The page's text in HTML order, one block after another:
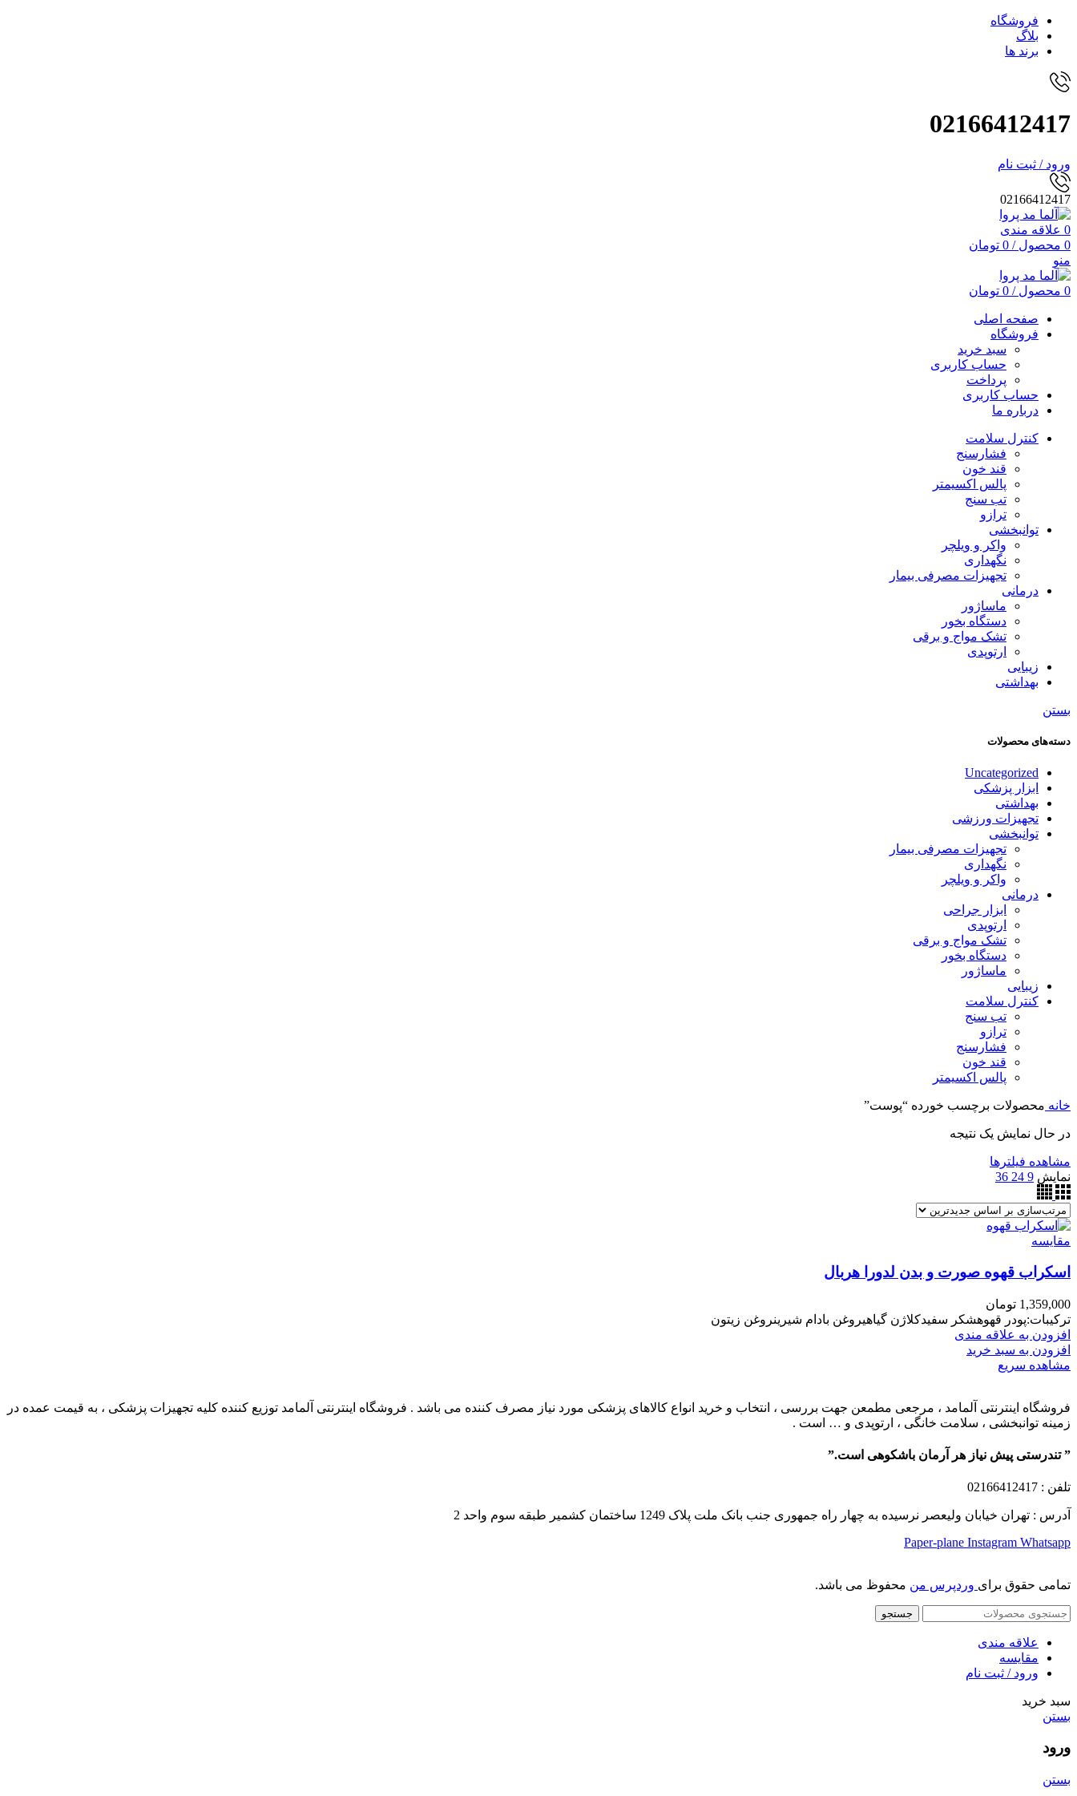
فروشگاه
بلاگ
برند ها
02166412417
ورود / ثبت نام
02166412417
0 علاقه مندی
0 محصول /
0 تومان
منو
0 محصول /
0 تومان
صفحه اصلی
فروشگاه
سبد خرید
حساب کاربری
پرداخت
حساب کاربری
درباره ما
کنترل سلامت
فشارسنج
قند خون
پالس اکسیمتر
تب سنج
ترازو
توانبخشی
واکر و ویلچر
نگهداری
تجهیزات مصرفی بیمار
درمانی
ماساژور
دستگاه بخور
تشک مواج و برقی
ارتوپدی
زیبایی
بهداشتی
بستن
دسته‌های محصولات
Uncategorized
ابزار پزشکی
بهداشتی
تجهیزات ورزشی
توانبخشی
تجهیزات مصرفی بیمار
نگهداری
واکر و ویلچر
درمانی
ابزار جراحی
ارتوپدی
تشک مواج و برقی
دستگاه بخور
ماساژور
زیبایی
کنترل سلامت
تب سنج
ترازو
فشارسنج
قند خون
پالس اکسیمتر
خانه محصولات برچسب خورده “پوست”
در حال نمایش یک نتیجه
مشاهده فیلترها
نمایش 9
24
36
مقایسه
اسکراب قهوه صورت و بدن لدورا هربال
1,359,000 تومان
ترکیبات:پودر قهوهشکر سفیدکلاژن گیاهیروغن بادام شیرینروغن زیتون
افزودن به علاقه مندی
افزودن به سبد خرید
مشاهده سریع
فروشگاه اینترنتی آلمامد ، مرجعی مطمعن جهت بررسی ، انتخاب و خرید انواع کالاهای پزشکی مورد نیاز مصرف کننده می باشد . فروشگاه اینترنتی آلمامد توزیع کننده کلیه تجهیزات پزشکی ، به قیمت عمده در
زمینه توانبخشی ، سلامت خانگی ، ارتوپدی و … است .
” تندرستی پیش نیاز هر آرمان باشکوهی است.”
تلفن : 02166412417
آدرس : تهران خیابان ولیعصر نرسیده به چهار راه جمهوری جنب بانک ملت پلاک 1249 ساختمان کشمیر طبقه سوم واحد 2
Paper-plane Instagram Whatsapp
تمامی حقوق برای وردپرس من محفوظ می باشد.
جستجو
علاقه مندی
مقایسه
ورود / ثبت نام
سبد خرید
بستن
ورود
بستن